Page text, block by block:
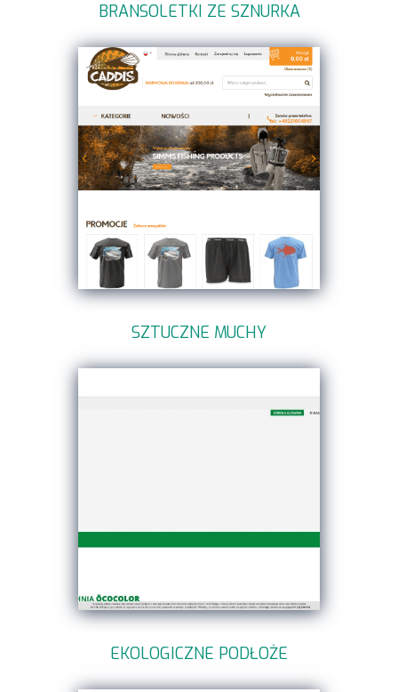
BRANSOLETKI ZE SZNURKA
SZTUCZNE MUCHY
EKOLOGICZNE PODŁOŻE